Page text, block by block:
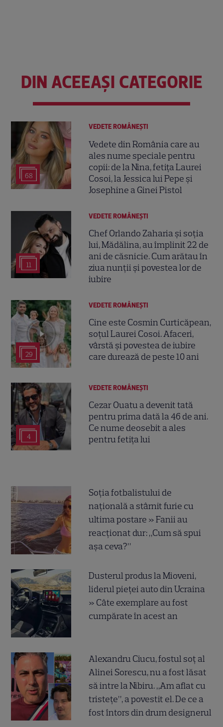
DIN ACEEAȘI CATEGORIE
68
VEDETE ROMÂNEŞTI
Vedete din România care au
ales nume speciale pentru
copii: de la Nina, fetița Laurei
Cosoi, la Jessica lui Pepe și
Josephine a Ginei Pistol
11
VEDETE ROMÂNEŞTI
Chef Orlando Zaharia și soția
lui, Mădălina, au împlinit 22 de
ani de căsnicie. Cum arătau în
ziua nunții și povestea lor de
iubire
29
VEDETE ROMÂNEŞTI
Cine este Cosmin Curticăpean,
soțul Laurei Cosoi. Afaceri,
vârstă și povestea de iubire
care durează de peste 10 ani
4
VEDETE ROMÂNEŞTI
Cezar Ouatu a devenit tată
pentru prima dată la 46 de ani.
Ce nume deosebit a ales
pentru fetița lui
Soția fotbalistului de
națională a stârnit furie cu
ultima postare » Fanii au
reacționat dur: „Cum să spui
așa ceva?”
Dusterul produs la Mioveni,
liderul pieței auto din Ucraina
» Câte exemplare au fost
cumpărate în acest an
Alexandru Ciucu, fostul soț al
Alinei Sorescu, nu a fost lăsat
să intre la Nibiru. „Am aflat cu
tristețe”, a povestit el. De ce a
fost întors din drum designerul